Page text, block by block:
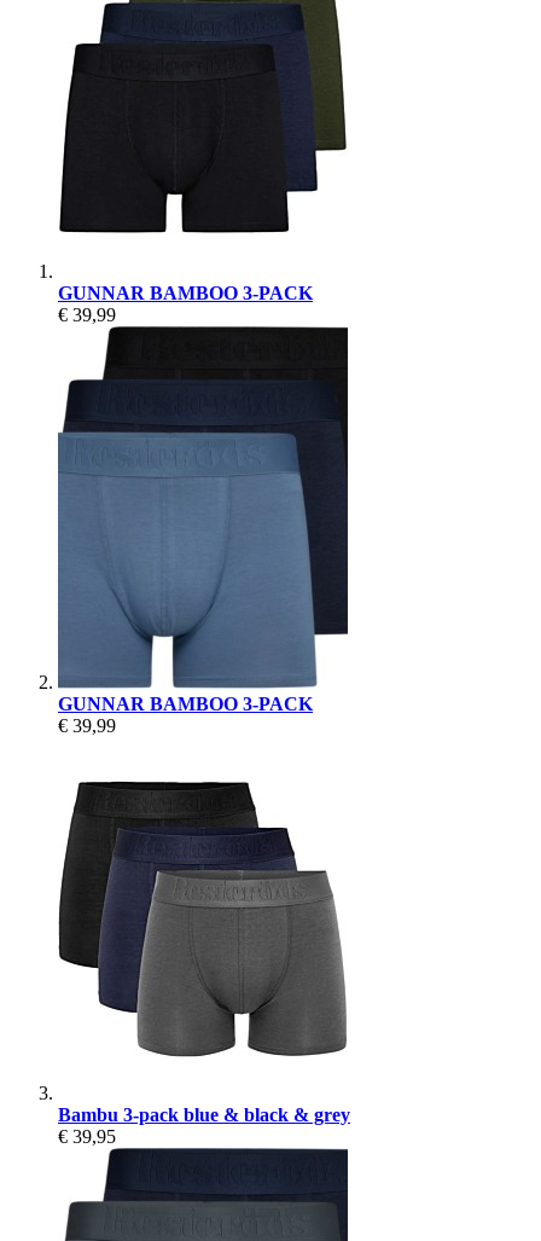
GUNNAR BAMBOO 3-PACK
€ 39,99
GUNNAR BAMBOO 3-PACK
€ 39,99
Bambu 3-pack blue & black & grey
€ 39,95